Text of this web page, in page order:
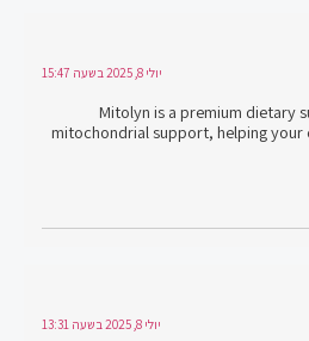
יולי 8, 2025 בשעה 15:47
Mitolyn is a premium dietary
mitochondrial support, helping your
יולי 8, 2025 בשעה 13:31